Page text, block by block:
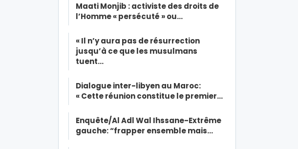
Maati Monjib : activiste des droits de
l’Homme « persécuté » ou…
« Il n’y aura pas de résurrection
jusqu’à ce que les musulmans
tuent…
Dialogue inter-libyen au Maroc:
« Cette réunion constitue le premier…
Enquête/Al Adl Wal Ihssane-Extrême
gauche: “frapper ensemble mais…